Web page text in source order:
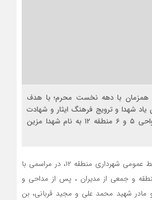
: همزمان با دهه نخست محرم؛ با هدف
یاد شهدا و ترویج فرهنگ ایثار و شهادت
، ۴ معبر در نواحی ۵ و ۶ منطقه ۱۲ به نام شهدا مزین
به گزارش از روابط عمومی شهرداری منطقه ۱۲، در مراسمی با
و جمعی از مدیران ، پس از مداحی و
مادر شهید محمد علی و مجید قربانی، بن